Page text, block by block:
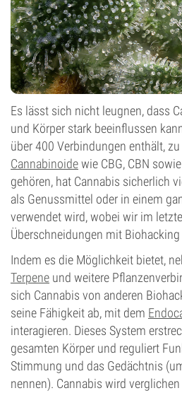
Es lässt sich nicht leugnen, dass
und Körper stark beeinflussen
über 400 Verbindungen enthält,
Cannabinoidewie CBG, CBN
gehören, hat Cannabis sicherlich
als Genussmittel oder in einem
verwendet wird, wobei wir im
Überschneidungen mit Biohacking
Indem es die Möglichkeit bietet,
Terpene und weitere
sich Cannabis von anderen
seine Fähigkeit ab, mit dem
interagieren. Dieses System
gesamten Körper und reguliert
Stimmung und das Gedächtnis
nennen). Cannabis wird